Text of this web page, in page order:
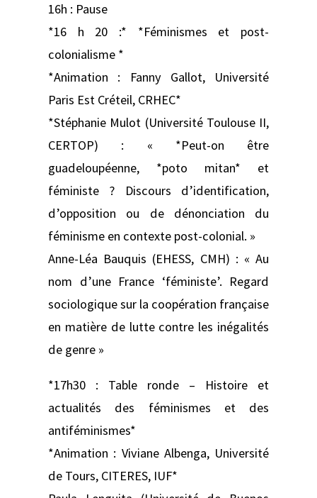
16h : Pause
*16 h 20 :* *Féminismes et post-
colonialisme *
*Animation : Fanny Gallot, Université
Paris Est Créteil, CRHEC*
*Stéphanie Mulot (Université Toulouse II,
CERTOP) : « *Peut-on être
guadeloupéenne, *poto mitan* et
féministe ? Discours d’identification,
d’opposition ou de dénonciation du
féminisme en contexte post-colonial. »
Anne-Léa Bauquis (EHESS, CMH) : « Au
nom d’une France ‘féministe’. Regard
sociologique sur la coopération française
en matière de lutte contre les inégalités
de genre »
*17h30 : Table ronde – Histoire et
actualités des féminismes et des
antiféminismes*
*Animation : Viviane Albenga, Université
de Tours, CITERES, IUF*